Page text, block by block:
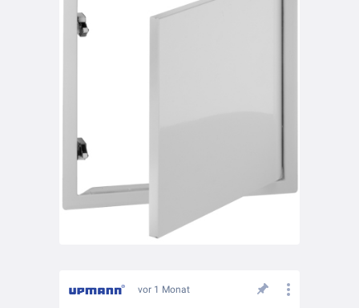
vor 1 Monat